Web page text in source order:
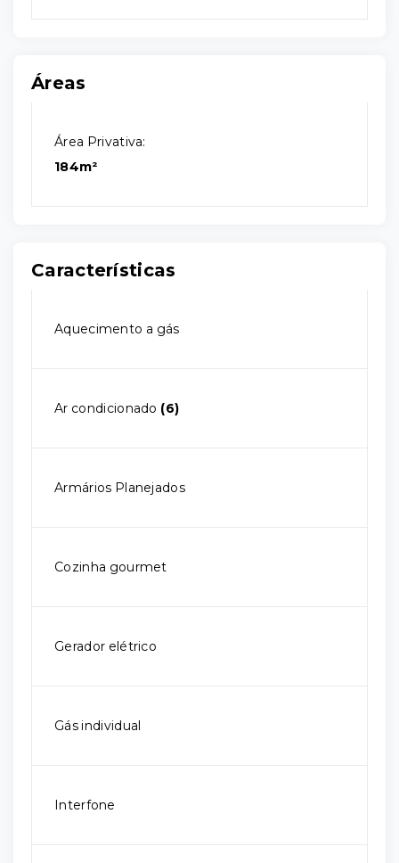
Áreas
Área Privativa:
184m²
Características
Aquecimento a gás
Ar condicionado (6)
Armários Planejados
Cozinha gourmet
Gerador elétrico
Gás individual
Interfone